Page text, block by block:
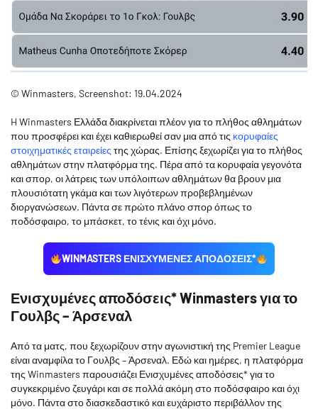
© Winmasters, Screenshot: 19.04.2024
H Winmasters Ελλάδα διακρίνεται πλέον για το πλήθος αθλημάτων
που προσφέρει και έχει καθιερωθεί σαν μια από τις κορυφαίες
στοιχηματικές εταιρείες της χώρας. Επίσης ξεχωρίζει για το πλήθος
αθλημάτων στην πλατφόρμα της. Πέρα από τα κορυφαία γεγονότα
και σπορ, οι λάτρεις των υπόλοιπων αθλημάτων θα βρουν μια
πλουσιότατη γκάμα και των λιγότερων προβεβλημένων
διοργανώσεων. Πάντα σε πρώτο πλάνο σπορ όπως το
ποδόσφαιρο, το μπάσκετ, το τένις και όχι μόνο.
WINMASTERS ΕΝΙΣΧΥΜΕΝΕΣ ΑΠΟΔΟΣΕΙΣ*
Ενισχυμένες αποδόσεις* Winmasters για το
Γουλβς – Άρσεναλ
Από τα ματς, που ξεχωρίζουν στην αγωνιστική της Premier League
είναι αναμφίλα το Γουλβς – Άρσεναλ. Εδώ και ημέρες, η πλατφόρμα
της Winmasters παρουσιάζει Ενισχυμένες αποδόσεις* για το
συγκεκριμένο ζευγάρι και σε πολλά ακόμη στο ποδόσφαιρο και όχι
μόνο. Πάντα στο διασκεδαστικό και ευχάριστο περιβάλλον της